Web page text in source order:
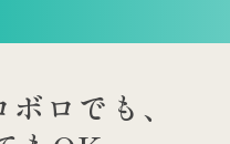
ロでも、